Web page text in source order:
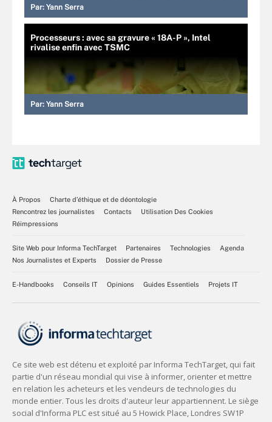
Par: Yann Serra
Processeurs : avec sa gravure « 18A-P », Intel
rivalise enfin avec TSMC
Par: Yann Serra
À Propos
Charte d’éthique et de déontologie
Rencontrez les journalistes
Contacts
Utilisation Des Cookies
Réimpressions
Site Web pour Informa TechTarget Partenaires Technologies
Agenda
Nos Journalistes et Experts
Dossier de Presse
E-Handbooks Conseils IT Opinions Guides Essentiels Projets IT